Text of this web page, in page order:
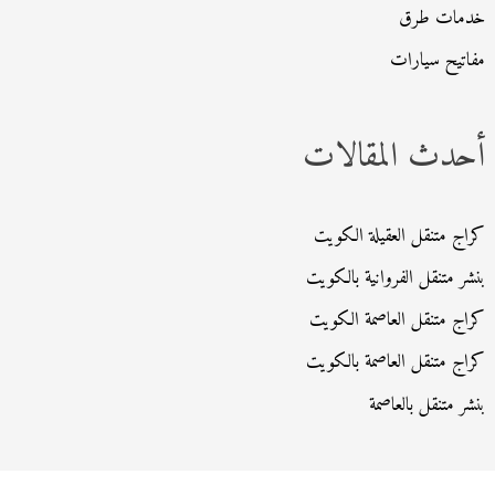
خدمات طرق
مفاتيح سيارات
أحدث المقالات
كراج متنقل العقيلة الكويت
بنشر متنقل الفروانية بالكويت
كراج متنقل العاصمة الكويت
كراج متنقل العاصمة بالكويت
بنشر متنقل بالعاصمة